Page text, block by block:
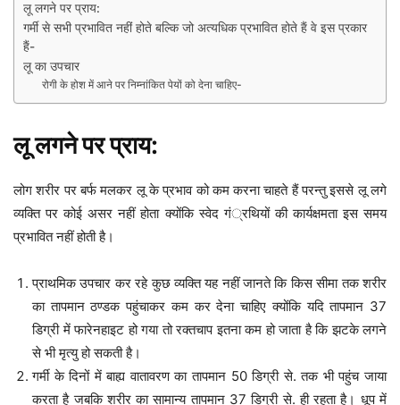
लू लगने पर प्राय:
गर्मी से सभी प्रभावित नहीं होते बल्कि जो अत्यधिक प्रभावित होते हैं वे इस प्रकार
हैं-
लू का उपचार
रोगी के होश में आने पर निम्नांकित पेयों को देना चाहिए-
लू लगने पर प्राय:
लोग शरीर पर बर्फ मलकर लू के प्रभाव को कम करना चाहते हैं परन्तु इससे लू लगे
व्यक्ति पर कोई असर नहीं होता क्योंकि स्वेद गं्रथियों की कार्यक्षमता इस समय
प्रभावित नहीं होती है।
प्राथमिक उपचार कर रहे कुछ व्यक्ति यह नहीं जानते कि किस सीमा तक शरीर
का तापमान ठण्डक पहुंचाकर कम कर देना चाहिए क्योंकि यदि तापमान 37
डिग्री में फारेनहाइट हो गया तो रक्तचाप इतना कम हो जाता है कि झटके लगने
से भी मृत्यु हो सकती है।
गर्मी के दिनों में बाह्य वातावरण का तापमान 50 डिग्री से. तक भी पहुंच जाया
करता है जबकि शरीर का सामान्य तापमान 37 डिग्री से. ही रहता है। धूप में